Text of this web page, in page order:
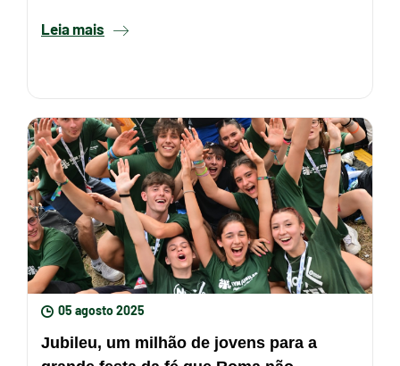
Leia mais
05 agosto 2025
Jubileu, um milhão de jovens para a